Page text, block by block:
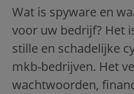
Wat is spyware en
voor uw bedrijf? Het
stille en schadelijke
mkb-bedrijven. Het
wachtwoorden,